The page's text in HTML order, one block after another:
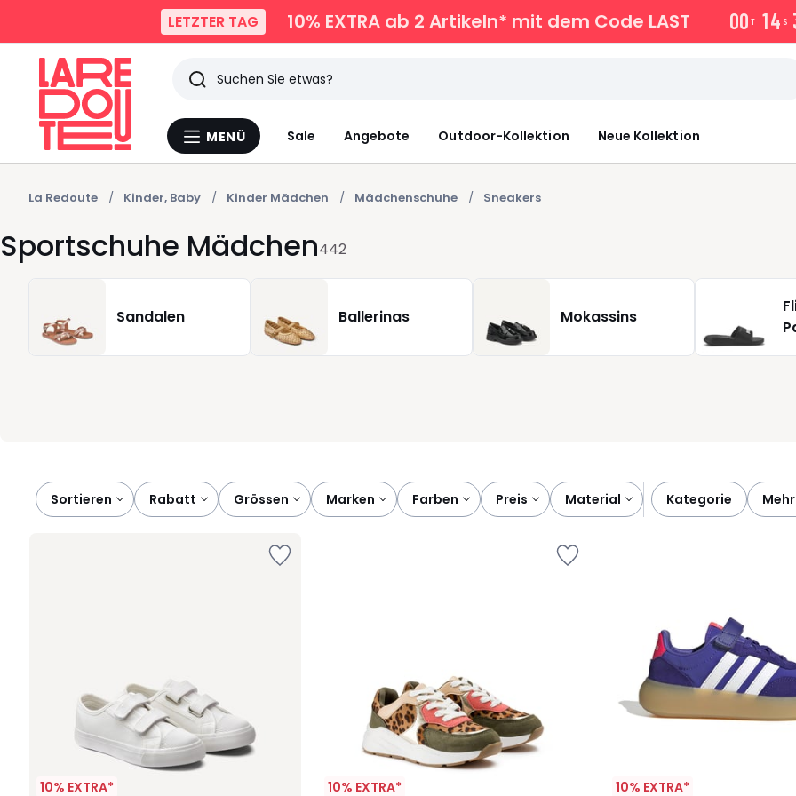
LETZTER TAG 10% EXTRAab 2 Artikeln* mit dem Code LAST 00 T 14 S
Menü
MENÜ Sale Angebote Outdoor-Kollektion Neue Kollektion
Suchen
Zuletzt
angesehen
Artikel
La Redoute Kinder, Baby Kinder Mädchen Mädchenschuhe Sneakers
Sportschuhe Mädchen442
Sandalen Ballerinas Mokassins
Sortieren
rabatt grössen marken farben preis material kategorie
10% EXTRA* 10% EXTRA* 10% EXTRA*